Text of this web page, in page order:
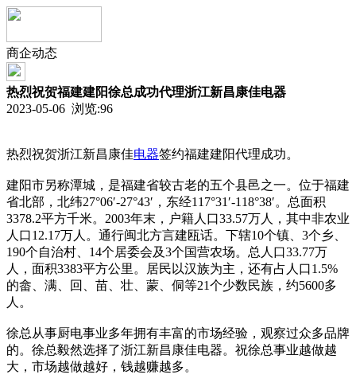
商企动态
热烈祝贺福建建阳徐总成功代理浙江新昌康佳电器
2023-05-06 浏览:96
热烈祝贺浙江新昌康佳电器签约福建建阳代理成功。
建阳市另称潭城，是福建省较古老的五个县邑之一。位于福建
省北部，北纬27°06′-27°43′，东经117°31′-118°38′。总面积
3378.2平方千米。2003年末，户籍人口33.57万人，其中非农业
人口12.17万人。通行闽北方言建瓯话。下辖10个镇、3个乡、
190个自治村、14个居委会及3个国营农场。总人口33.77万
人，面积3383平方公里。居民以汉族为主，还有占人口1.5%
的畲、满、回、苗、壮、蒙、侗等21个少数民族，约5600多
人。
徐总从事厨电事业多年拥有丰富的市场经验，观察过众多品牌
的。徐总毅然选择了浙江新昌康佳电器。祝徐总事业越做越
大，市场越做越好，钱越赚越多。